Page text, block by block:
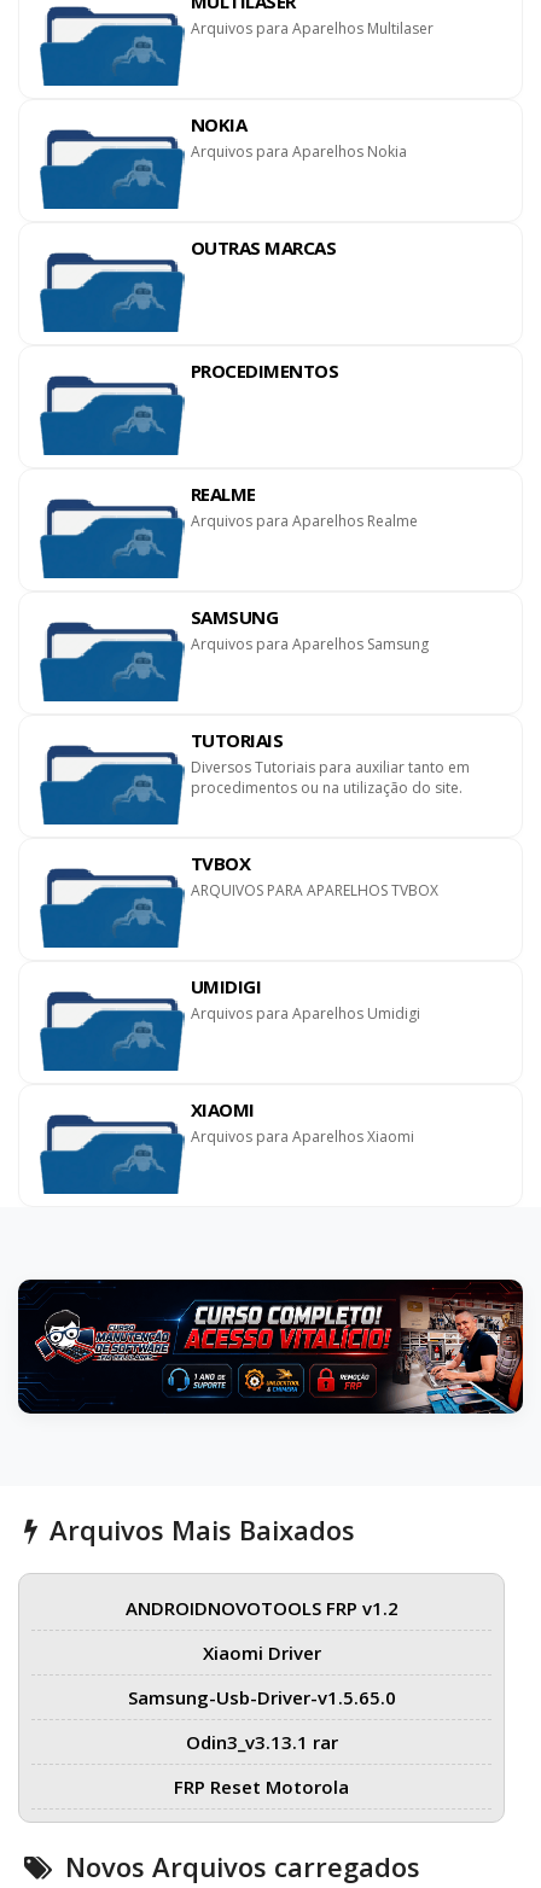
Arquivos para Aparelhos Multilaser
NOKIA
Arquivos para Aparelhos Nokia
OUTRAS MARCAS
PROCEDIMENTOS
REALME
Arquivos para Aparelhos Realme
SAMSUNG
Arquivos para Aparelhos Samsung
TUTORIAIS
Diversos Tutoriais para auxiliar tanto em
procedimentos ou na utilização do site.
TVBOX
ARQUIVOS PARA APARELHOS TVBOX
UMIDIGI
Arquivos para Aparelhos Umidigi
XIAOMI
Arquivos para Aparelhos Xiaomi
Arquivos Mais Baixados
ANDROIDNOVOTOOLS FRP v1.2
Xiaomi Driver
Samsung-Usb-Driver-v1.5.65.0
Odin3_v3.13.1 rar
FRP Reset Motorola
Novos Arquivos carregados